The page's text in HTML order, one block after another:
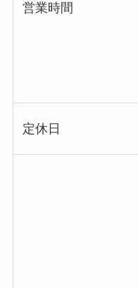
営業時間
定休日